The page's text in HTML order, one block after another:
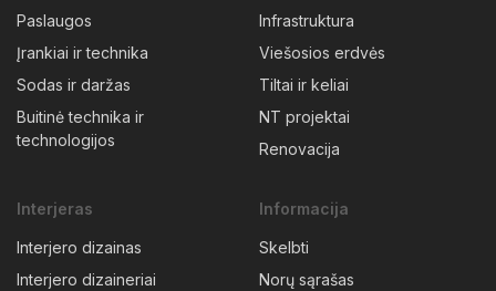
Paslaugos
Įrankiai ir technika
Sodas ir daržas
Buitinė technika ir
technologijos
Infrastruktura
Viešosios erdvės
Tiltai ir keliai
NT projektai
Renovacija
Interjeras
Interjero dizainas
Interjero dizaineriai
Informacija
Skelbti
Norų sąrašas